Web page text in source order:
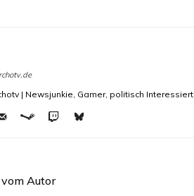
| Newsjunkie, Gamer, politisch
Autor